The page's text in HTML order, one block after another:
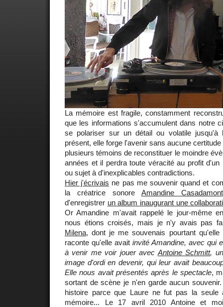
La mémoire est fragile, constamment
que les informations s'accumulent dans notre
se polariser sur un détail ou volatile jusqu'à
présent, elle forge l'avenir sans aucune
plusieurs témoins de reconstituer le moindre
années et il perdra toute véracité au profit d'un
ou sujet à d'inexplicables contradictions.
Hier j'écrivais ne pas me souvenir quand et
la créatrice sonore Amandine Casadamont
d'enregistrer un album inaugurant une
Or Amandine m'avait rappelé le jour-même
nous étions croisés, mais je n'y avais pas
Milena, dont je me souvenais pourtant qu'elle
raconte qu'elle avait invité Amandine, avec qui
à venir me voir jouer avec Antoine Schmitt,
image d'ordi en devenir, qui leur avait
Elle nous avait présentés après le spectacle,
sortant de scène je n'en garde aucun
histoire parce que Laure ne fut pas la seule
mémoire... Le 17 avril 2010 Antoine et